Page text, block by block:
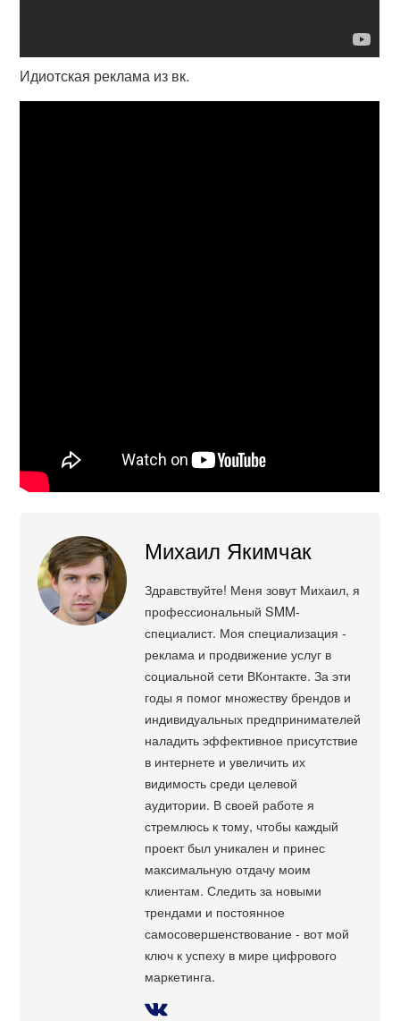
Идиотская реклама из вк.
Михаил Якимчак
Здравствуйте! Меня зовут Михаил, я
профессиональный SMM-
специалист. Моя специализация -
реклама и продвижение услуг в
социальной сети ВКонтакте. За эти
годы я помог множеству брендов и
индивидуальных предпринимателей
наладить эффективное присутствие
в интернете и увеличить их
видимость среди целевой
аудитории. В своей работе я
стремлюсь к тому, чтобы каждый
проект был уникален и принес
максимальную отдачу моим
клиентам. Следить за новыми
трендами и постоянное
самосовершенствование - вот мой
ключ к успеху в мире цифрового
маркетинга.